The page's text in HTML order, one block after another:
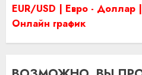
EUR/USD | Евро - Доллар
Онлайн график